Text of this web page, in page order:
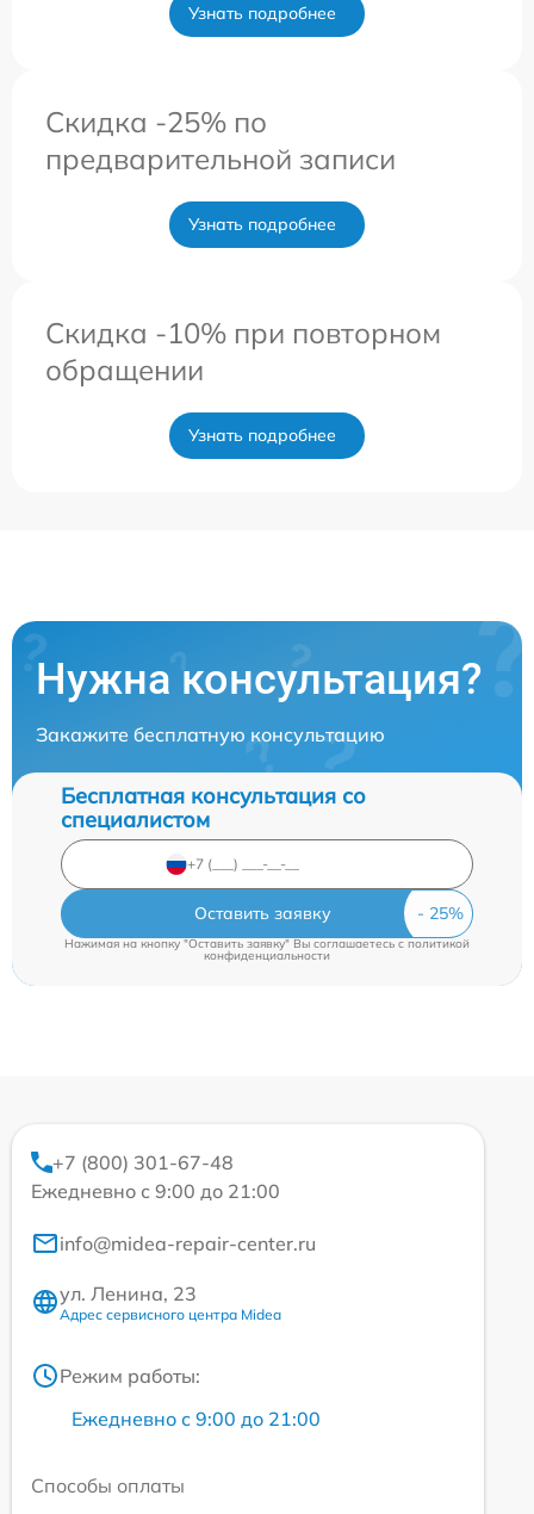
Узнать подробнее
Скидка -25% по
предварительной записи
Узнать подробнее
Скидка -10% при повторном
обращении
Узнать подробнее
Нужна консультация?
Закажите бесплатную консультацию
Бесплатная консультация со
специалистом
Оставить заявку
Нажимая на кнопку "Оставить заявку" Вы соглашаетесь cполитикой
конфиденциальности
+7 (800) 301-67-48
Ежедневно с 9:00 до 21:00
info@midea-repair-center.ru
ул. Ленина, 23
Адрес сервисного центра Midea
Режим работы:
Ежедневно с 9:00 до 21:00
Способы оплаты